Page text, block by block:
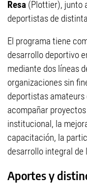
Resa (Plottier), junto
deportistas de
El programa tiene
desarrollo deportivo
mediante dos líneas
organizaciones sin
deportistas
acompañar
institucional, la
capacitación, la
desarrollo integral de
Aportes y